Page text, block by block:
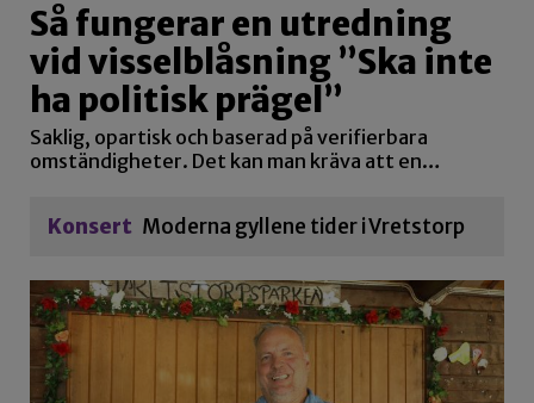
Så fungerar en utredning
vid visselblåsning ”Ska inte
ha politisk prägel”
Saklig, opartisk och baserad på verifierbara
omständigheter. Det kan man kräva att en…
Konsert Moderna gyllene tider i Vretstorp